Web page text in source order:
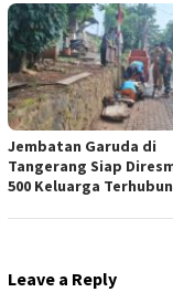
Jembatan Garuda di
Tangerang Siap
500 Keluarga
Leave a Reply